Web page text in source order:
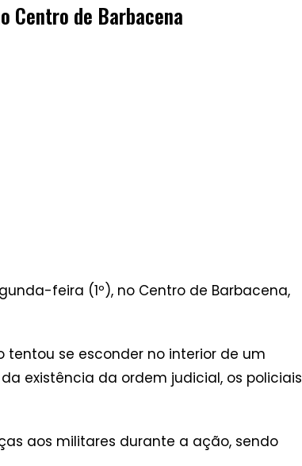
Centro de Barbacena
feira (1º), no Centro de Barbacena,
tentou se esconder no interior de um
existência da ordem judicial, os policiais
aos militares durante a ação, sendo